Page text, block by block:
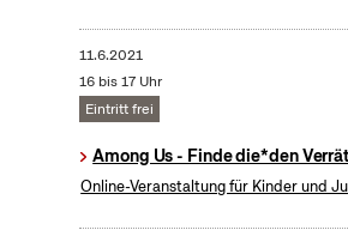
11.6.2021
16 bis 17 Uhr
Eintritt frei
Among Us - Finde die*den
Online-Veranstaltung für Kinder und